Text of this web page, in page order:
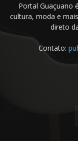
Portal Guaçuano
cultura, moda e
direto
Contato: